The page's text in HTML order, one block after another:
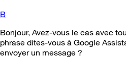
B
Bonjour, Avez-vous le cas avec
phrase dites-vous à Google
envoyer un message ?